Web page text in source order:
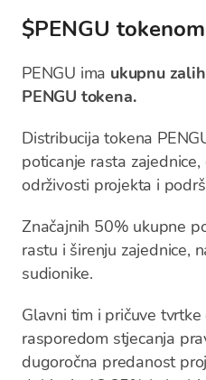
$PENGU
PENGU ima ukupnu
PENGU tokena.
Distribucija tokena
poticanje rasta
održivosti projekta i
Značajnih 50% ukupne
rastu i širenju zajednice,
sudionike.
Glavni tim i pričuve
rasporedom stjecanja
dugoročna predanost